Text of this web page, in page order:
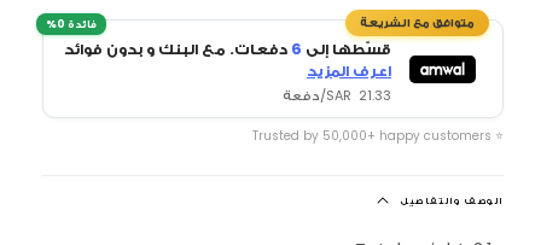
قسّطها إلى 6 دفعات. مع البنك و بدون فوائد
اعرف المزيد
21.33 SAR/دفعة
⭐ Trusted by 50,000+ happy customers
الوصف والتفاصيل